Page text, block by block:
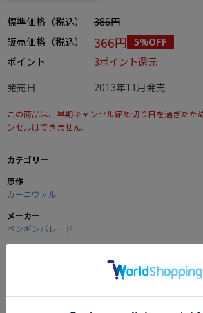
標準価格（税込）
386円
販売価格（税込）
366円 5%OFF
ポイント
3ポイント還元
発売日
2013年11月発売
この商品は、早期キャンセル締め切り日を過ぎたた
ンセルはできません。
カテゴリー
原作
カーニヴァル
メーカー
ペンギンパレード
文房具の定番アイテムの下敷きです。